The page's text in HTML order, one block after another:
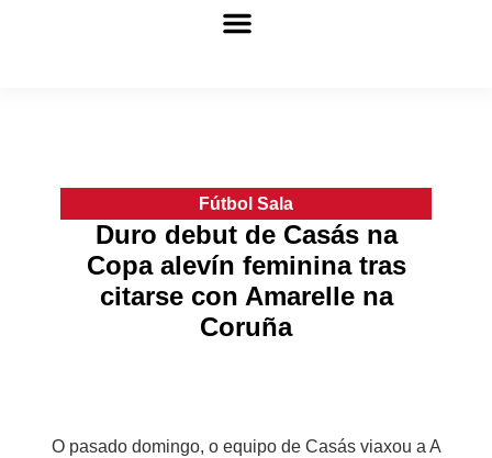
Fútbol Sala
Duro debut de Casás na
Copa alevín feminina tras
citarse con Amarelle na
Coruña
O pasado domingo, o equipo de Casás viaxou a A